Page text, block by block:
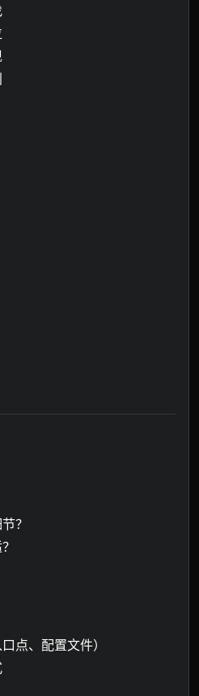
？
点、配置文件）